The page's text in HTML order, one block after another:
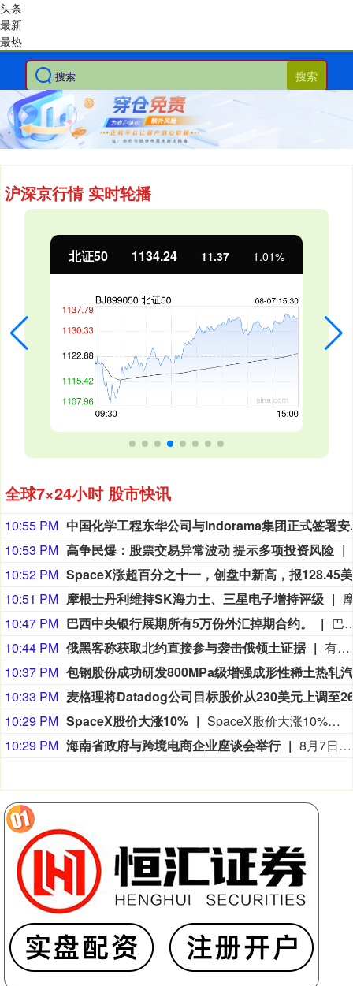
搜索
沪深京行情 实时轮播
1134.24 11.37 1.01%
全球7×24小时 股市快讯
10:55 PM
中国化学
10:53 PM 高争民爆：股票交易异常波动 提示多项投资风险
10:52 PM
10:51 PM 摩根士丹利维持SK海力士、三星电子增持评级
10:47 PM 巴西中央银行展期所有5万份外汇掉期合约。
巴西中央银行展期
10:44 PM 俄黑客称获取北约直接参与袭击俄领土证据
有匿名俄罗斯黑客称，已获取北约直接参与袭击俄领土的书面证据。相关内容涉及乌克兰武装部队2026年7月袭击俄列宁格勒州和加里宁格勒州石油码头的事件。该匿名黑客向塔斯社透露，其获取的书面证据显示，受雇于北约情报部门的专家巴特·德瓦赫特向乌克兰国家安全局提供了列宁格勒州和加里宁格勒州石油码头、以及俄罗斯天然气工业股份公司一艘液化天然气运输船的坐标情报。书面证据显示，德瓦赫特曾提议同乌国家安全局国际合作中心代表举行线上会谈，并建议让自己所在情报部门的上司一同参会。作为回应，乌方提出安排乌国家安全局专家、少校米哈伊尔·马尔琴科参与沟通。
10:37 PM
10:33 PM
10:29 PM SpaceX股价大涨10%
SpaceX股价大涨10%，报126.510美元/股，总市值报1.67万亿美元。
10:29 PM 海南省政府与跨境电商企业座谈会举行 8月7日，海南省政府与跨境电商企业座谈会在海口举行，以政企面对面的形式听取跨境电商平台企业和服务机构意见建议，共促海南跨境电商高质量发展。京东集团、抖音集团、WB中国商家服务中心、蚂蚁集团、菜鸟集团、海南跨境电商公共服务中心等跨境电商平台企业和服务机构代表，以及中国跨境电商50人论坛、中国国际电子商务中心的专家，围绕完善智慧物流体系与航线网络、构建跨境电商生态体系、拓展跨境电商新业态、建立长效流量机制、加强品牌宣传推广等提出意见建议。
头条
最新
最热